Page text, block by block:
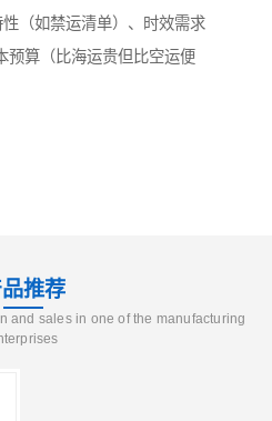
（如禁运清单）、时效需求
预算（比海运贵但比空运便
推荐
and sales in one of the manufacturing